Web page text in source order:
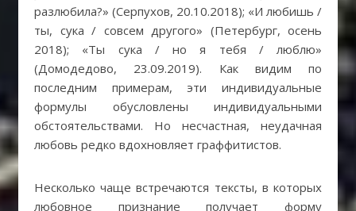
разлюбила?» (Серпухов, 20.10.2018); «И любишь /
ты, сука / совсем другого» (Петербург, осень
2018); «Ты сука / но я тебя / люблю»
(Домодедово, 23.09.2019). Как видим по
последним примерам, эти индивидуальные
формулы обусловлены индивидуальными
обстоятельствами. Но несчастная, неудачная
любовь редко вдохновляет граффитистов.
Несколько чаще встречаются тексты, в которых
любовное признание получает форму